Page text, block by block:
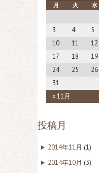
月 火 水
« 11月
3
4 5
10
11 12
17
18 19
24
25 26
31
投稿月
2014年11月 (1)
2014年10月 (3)